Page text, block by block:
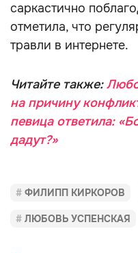
саркастично
отметила, что
травли в интернете.
Читайте также:
на причину
певица ответила:
дадут?»
ФИЛИПП КИРКОРОВ
ЛЮБОВЬ УСПЕНСКАЯ